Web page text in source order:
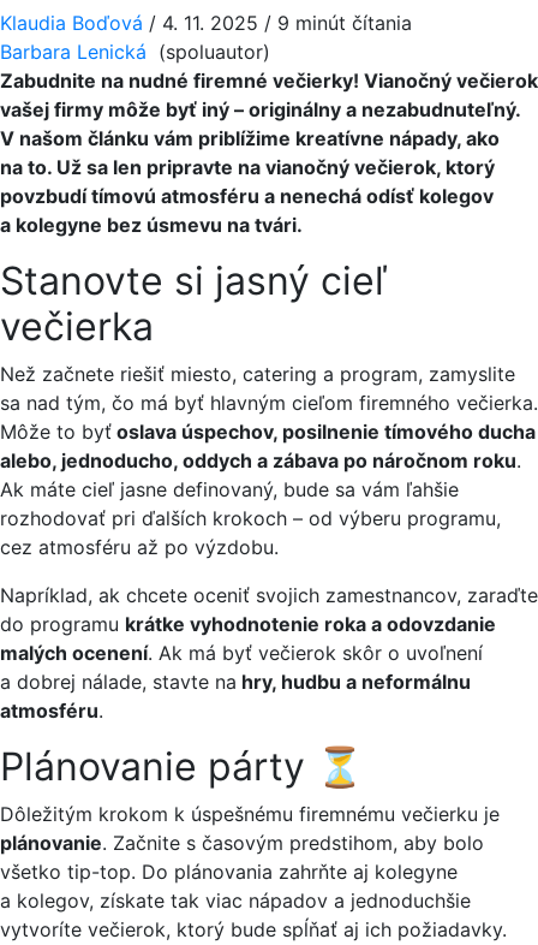
Klaudia Boďová / 4. 11. 2025 / 9 minút čítania
Barbara Lenická (spoluautor)
Zabudnite na nudné firemné večierky! Vianočný večierok
vašej firmy môže byť iný – originálny a nezabudnuteľný.
V našom článku vám priblížime kreatívne nápady, ako
na to. Už sa len pripravte na vianočný večierok, ktorý
povzbudí tímovú atmosféru a nenechá odísť kolegov
a kolegyne bez úsmevu na tvári.
Stanovte si jasný cieľ
večierka
Než začnete riešiť miesto, catering a program, zamyslite
sa nad tým, čo má byť hlavným cieľom firemného večierka.
Môže to byť oslava úspechov, posilnenie tímového ducha
alebo, jednoducho, oddych a zábava po náročnom roku.
Ak máte cieľ jasne definovaný, bude sa vám ľahšie
rozhodovať pri ďalších krokoch – od výberu programu,
cez atmosféru až po výzdobu.
Napríklad, ak chcete oceniť svojich zamestnancov, zaraďte
do programu krátke vyhodnotenie roka a odovzdanie
malých ocenení. Ak má byť večierok skôr o uvoľnení
a dobrej nálade, stavte na hry, hudbu a neformálnu
atmosféru.
Plánovanie párty ⏳
Dôležitým krokom k úspešnému firemnému večierku je
plánovanie. Začnite s časovým predstihom, aby bolo
všetko tip-top. Do plánovania zahrňte aj kolegyne
a kolegov, získate tak viac nápadov a jednoduchšie
vytvoríte večierok, ktorý bude spĺňať aj ich požiadavky.